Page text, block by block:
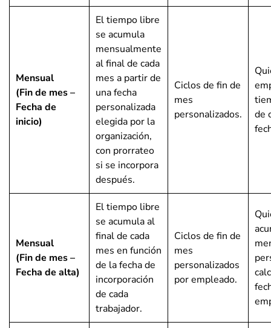
Mensual
(Fin de mes –
Fecha de
inicio)
El tiempo libre
se acumula
mensualmente
al final de cada
mes a partir de
una fecha
personalizada
elegida por la
organización,
con prorrateo
si se incorpora
después.
Ciclos de fin de
mes
personalizados.
de
Mensual
(Fin de mes –
Fecha de alta)
El tiempo libre
se acumula al
final de cada
mes en función
de la fecha de
incorporación
de cada
trabajador.
Ciclos de fin de
mes
personalizados
por empleado.